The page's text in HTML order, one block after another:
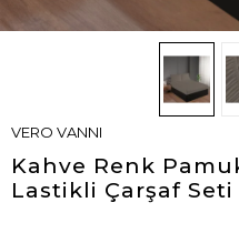
VERO VANNI
Kahve Renk
Lastikli Çarşaf Seti